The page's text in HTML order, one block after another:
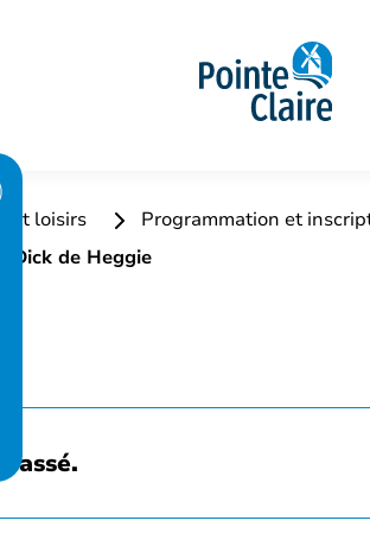
et loisirs Programmation et
Dick de Heggie